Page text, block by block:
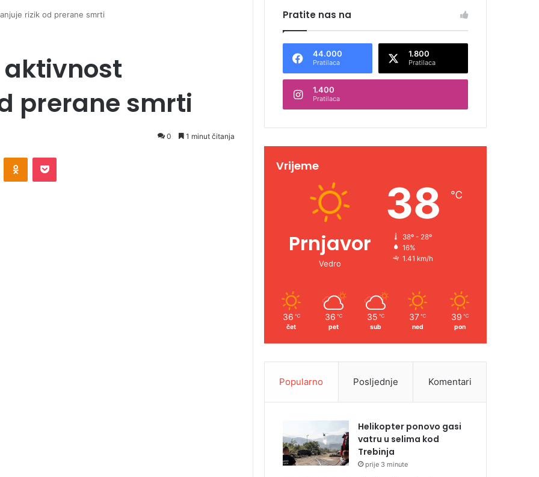
rizik od prerane smrti
aktivnost
prerane smrti
0 1 minut čitanja
Pratite nas na
44.000
Pratilaca
1.800
Pratilaca
1.400
Pratilaca
Vrijeme
Prnjavor
Vedro
38 ℃
38º - 28º
16%
1.41 km/h
36 ℃
čet
36 ℃
pet
35 ℃
sub
37 ℃
ned
39 ℃
pon
Popularno Posljednje Komentari
Helikopter ponovo gasi
vatru u selima kod
Trebinja
prije 3 minute